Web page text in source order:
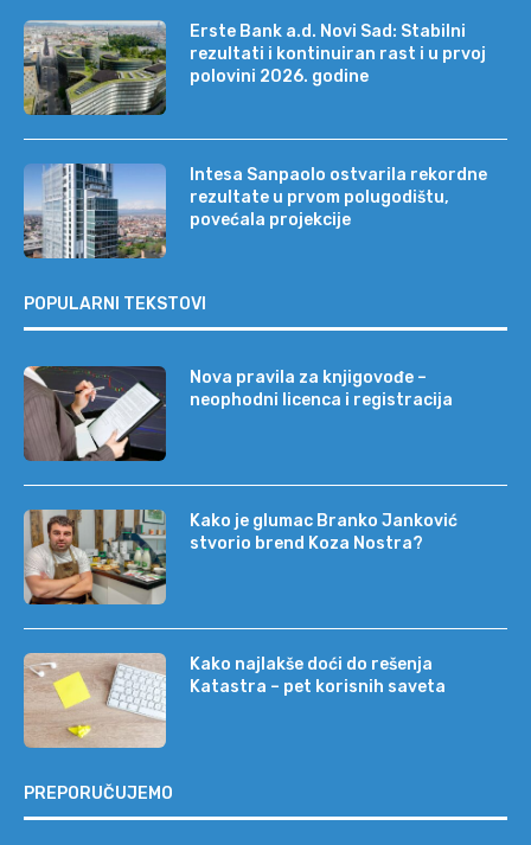
Erste Bank a.d. Novi Sad: Stabilni
rezultati i kontinuiran rast i u prvoj
polovini 2026. godine
Intesa Sanpaolo ostvarila rekordne
rezultate u prvom polugodištu,
povećala projekcije
POPULARNI TEKSTOVI
Nova pravila za knjigovođe –
neophodni licenca i registracija
Kako je glumac Branko Janković
stvorio brend Koza Nostra?
Kako najlakše doći do rešenja
Katastra – pet korisnih saveta
PREPORUČUJEMO